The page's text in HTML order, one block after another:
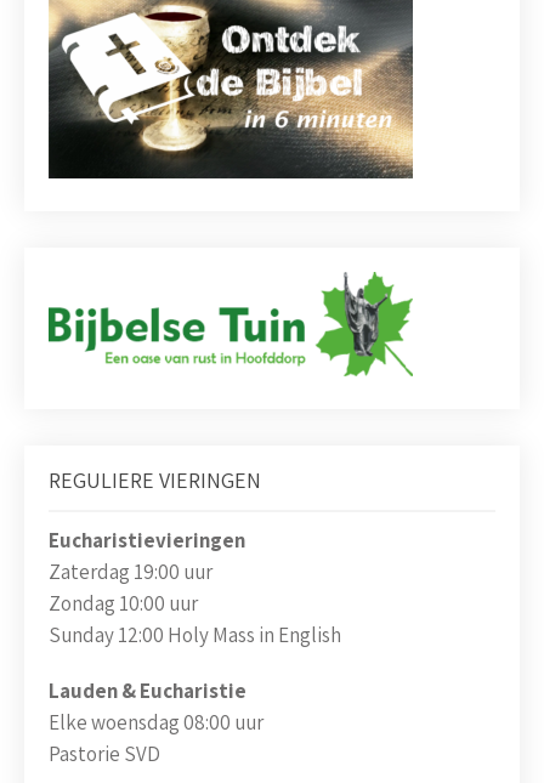
REGULIERE VIERINGEN
Eucharistievieringen
Zaterdag 19:00 uur
Zondag 10:00 uur
Sunday 12:00 Holy Mass in English
Lauden & Eucharistie
Elke woensdag 08:00 uur
Pastorie SVD